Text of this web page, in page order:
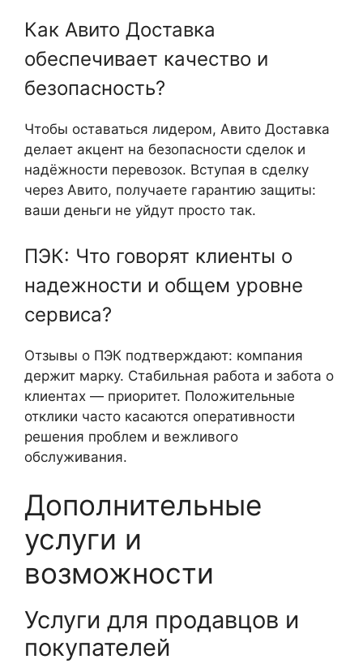
Как Авито Доставка
обеспечивает качество и
безопасность?
Чтобы оставаться лидером, Авито Доставка
делает акцент на безопасности сделок и
надёжности перевозок. Вступая в сделку
через Авито, получаете гарантию защиты:
ваши деньги не уйдут просто так.
ПЭК: Что говорят клиенты о
надежности и общем уровне
сервиса?
Отзывы о ПЭК подтверждают: компания
держит марку. Стабильная работа и забота о
клиентах — приоритет. Положительные
отклики часто касаются оперативности
решения проблем и вежливого
обслуживания.
Дополнительные
услуги и
возможности
Услуги для продавцов и
покупателей